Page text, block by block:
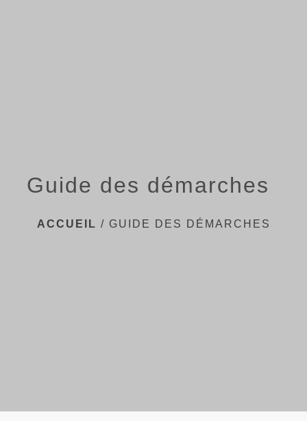
Guide des démarches
ACCUEIL / GUIDE DES DÉMARCHES